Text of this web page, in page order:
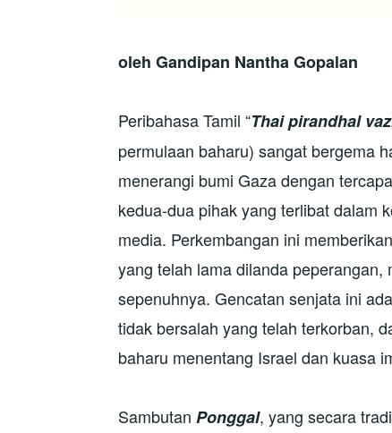
oleh Gandipan Nantha Gopalan
Peribahasa Tamil “Thai pirandhal
permulaan baharu) sangat bergema
menerangi bumi Gaza dengan
kedua-dua pihak yang terlibat dalam
media. Perkembangan ini
yang telah lama dilanda
sepenuhnya. Gencatan senjata ini
tidak bersalah yang telah terkorban,
baharu menentang Israel dan kuasa
Sambutan Ponggal, yang secara